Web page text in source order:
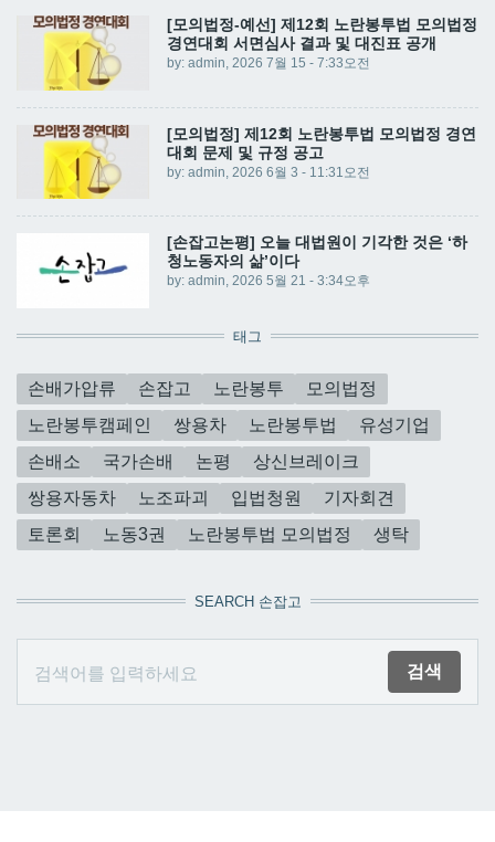
[모의법정-예선] 제12회 노란봉투법 모의법정
경연대회 서면심사 결과 및 대진표 공개
by: admin, 2026 7월 15 - 7:33오전
[모의법정] 제12회 노란봉투법 모의법정 경연
대회 문제 및 규정 공고
by: admin, 2026 6월 3 - 11:31오전
[손잡고논평] 오늘 대법원이 기각한 것은 ‘하
청노동자의 삶’이다
by: admin, 2026 5월 21 - 3:34오후
태그
손배가압류 손잡고 노란봉투
모의법정
노란봉투캠페인
쌍용차 노란봉투법
유성기업
손배소
국가손배 논평
상신브레이크
쌍용자동차
노조파괴 입법청원
기자회견
토론회
노동3권 노란봉투법 모의법정 생탁
SEARCH 손잡고